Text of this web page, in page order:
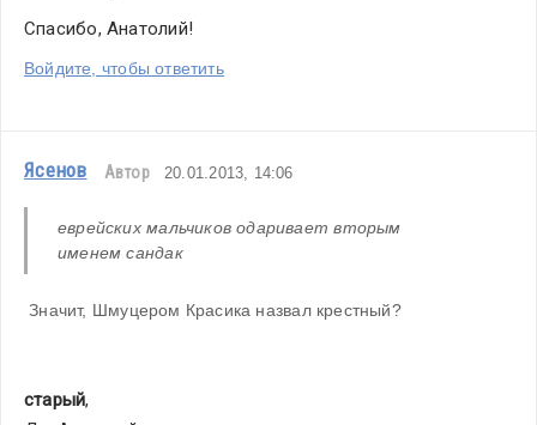
Спасибо, Анатолий!
Войдите, чтобы ответить
Ясенов Автор 20.01.2013, 14:06
еврейских мальчиков одаривает вторым
именем сандак
Значит, Шмуцером Красика назвал крестный?
старый,